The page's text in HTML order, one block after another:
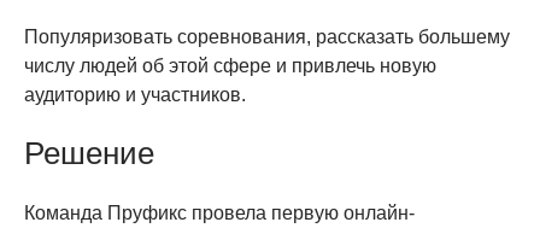
Популяризовать соревнования, рассказать большему
числу людей об этой сфере и привлечь новую
аудиторию и участников.
Решение
Команда Пруфикс провела первую онлайн-